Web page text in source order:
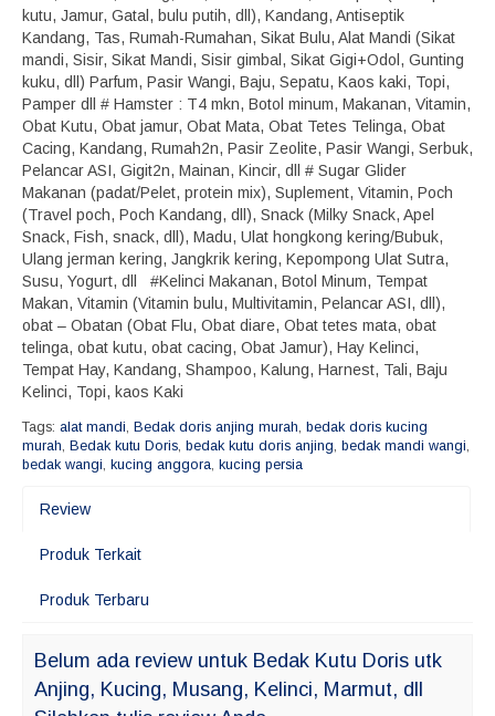
kutu, Jamur, Gatal, bulu putih, dll), Kandang, Antiseptik
Kandang, Tas, Rumah-Rumahan, Sikat Bulu, Alat Mandi (Sikat
mandi, Sisir, Sikat Mandi, Sisir gimbal, Sikat Gigi+Odol, Gunting
kuku, dll) Parfum, Pasir Wangi, Baju, Sepatu, Kaos kaki, Topi,
Pamper dll # Hamster : T4 mkn, Botol minum, Makanan, Vitamin,
Obat Kutu, Obat jamur, Obat Mata, Obat Tetes Telinga, Obat
Cacing, Kandang, Rumah2n, Pasir Zeolite, Pasir Wangi, Serbuk,
Pelancar ASI, Gigit2n, Mainan, Kincir, dll # Sugar Glider
Makanan (padat/Pelet, protein mix), Suplement, Vitamin, Poch
(Travel poch, Poch Kandang, dll), Snack (Milky Snack, Apel
Snack, Fish, snack, dll), Madu, Ulat hongkong kering/Bubuk,
Ulang jerman kering, Jangkrik kering, Kepompong Ulat Sutra,
Susu, Yogurt, dll #Kelinci Makanan, Botol Minum, Tempat
Makan, Vitamin (Vitamin bulu, Multivitamin, Pelancar ASI, dll),
obat – Obatan (Obat Flu, Obat diare, Obat tetes mata, obat
telinga, obat kutu, obat cacing, Obat Jamur), Hay Kelinci,
Tempat Hay, Kandang, Shampoo, Kalung, Harnest, Tali, Baju
Kelinci, Topi, kaos Kaki
Tags: alat mandi, Bedak doris anjing murah, bedak doris kucing
murah, Bedak kutu Doris, bedak kutu doris anjing, bedak mandi wangi,
bedak wangi, kucing anggora, kucing persia
Review
Produk Terkait
Produk Terbaru
Belum ada review untuk Bedak Kutu Doris utk
Anjing, Kucing, Musang, Kelinci, Marmut, dll